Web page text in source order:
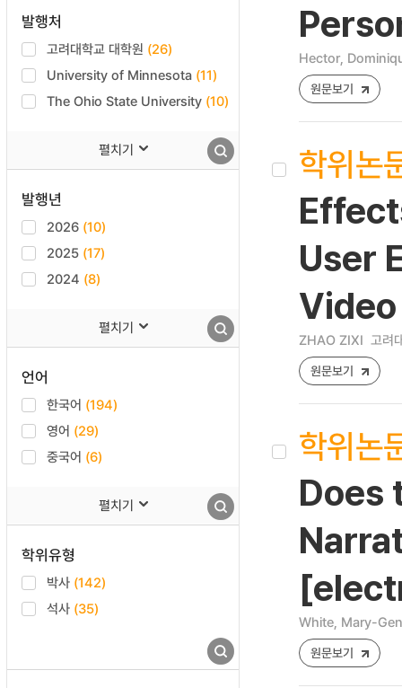
발행처
고려대학교 대학원 (26)
University of Minnesota (11)
The Ohio State University (10)
펼치기
발행년
2026 (10)
2025 (17)
2024 (8)
펼치기
언어
한국어 (194)
영어 (29)
중국어 (6)
펼치기
학위유형
박사 (142)
석사 (35)
Hector,
원문보기
학위논
User
ZHAO ZIXI 고려
원문보기
학위논
Does
White, Mary-
원문보기